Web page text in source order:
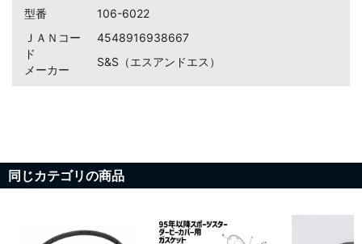
型番
106-6022
ＪＡＮコー
ド
4548916938667
メーカー
S&S（エスアンドエス）
同じカテゴリの商品